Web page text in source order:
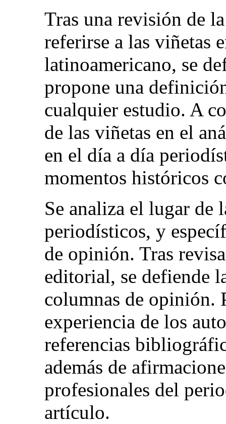
Tras una revisión de
referirse a las viñetas
latinoamericano, se
propone una
cualquier estudio. A
de las viñetas en el
en el día a día
momentos históricos
Se analiza el lugar de
periodísticos, y
de opinión. Tras
editorial, se defiende
columnas de opinión.
experiencia de los
referencias
además de
profesionales del
artículo.